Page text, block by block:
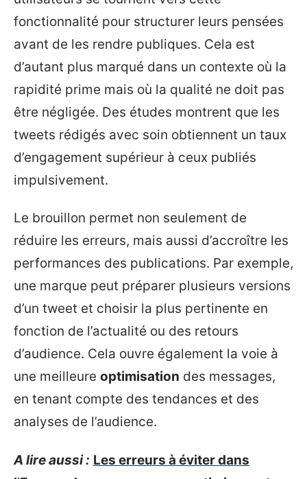
fonctionnalité pour structurer leurs pensées
avant de les rendre publiques. Cela est
d’autant plus marqué dans un contexte où la
rapidité prime mais où la qualité ne doit pas
être négligée. Des études montrent que les
tweets rédigés avec soin obtiennent un taux
d’engagement supérieur à ceux publiés
impulsivement.
Le brouillon permet non seulement de
réduire les erreurs, mais aussi d’accroître les
performances des publications. Par exemple,
une marque peut préparer plusieurs versions
d’un tweet et choisir la plus pertinente en
fonction de l’actualité ou des retours
d’audience. Cela ouvre également la voie à
une meilleure optimisation des messages,
en tenant compte des tendances et des
analyses de l’audience.
A lire aussi : Les erreurs à éviter dans